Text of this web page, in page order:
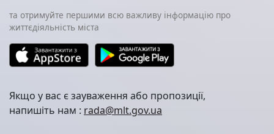
та отримуйте першими всю важливу інформацію про
життєдіяльність міста
Якщо у вас є зауваження або пропозиції,
напишіть нам : rada@mlt.gov.ua